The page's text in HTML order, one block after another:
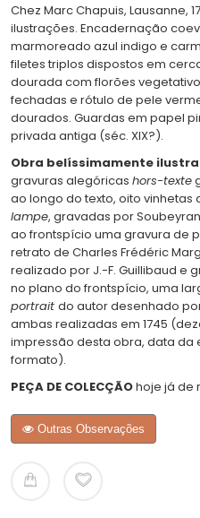
Chez Marc Chapuis, Lausanne,
ilustrações. Encadernação
marmoreado azul indigo e
filetes triplos dispostos em
dourada com florões
fechadas e rótulo de pele
dourados. Guardas em papel
privada antiga (séc. XIX?).
Obra belíssimamente
gravuras alegóricas hors-texte
ao longo do texto, oito vinhetas
lampe, gravadas por
ao frontspício uma gravura de
retrato de Charles Frédéric
realizado por J.-F. Guillibaud e
no plano do frontspício, uma
portrait do autor desenhado
ambas realizadas em 1745
impressão desta obra, data da
formato).
PEÇA DE COLECÇÃOhoje já de
Outras Observações